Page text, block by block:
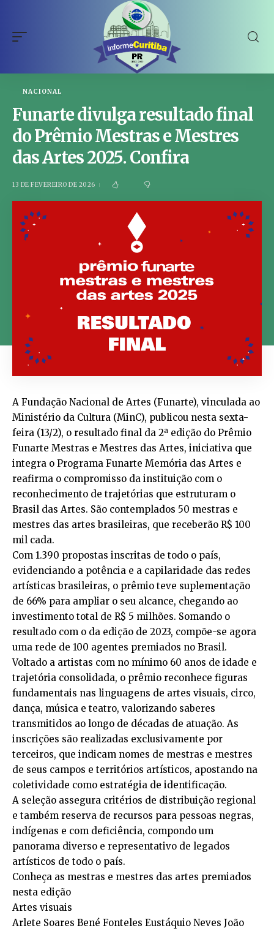
NACIONAL
Funarte divulga resultado final
do Prêmio Mestras e Mestres
das Artes 2025. Confira
13 DE FEVEREIRO DE 2026
A Fundação Nacional de Artes (Funarte), vinculada ao
Ministério da Cultura (MinC), publicou nesta sexta-
feira (13/2), o resultado final da 2ª edição do Prêmio
Funarte Mestras e Mestres das Artes, iniciativa que
integra o Programa Funarte Memória das Artes e
reafirma o compromisso da instituição com o
reconhecimento de trajetórias que estruturam o
Brasil das Artes. São contemplados 50 mestras e
mestres das artes brasileiras, que receberão R$ 100
mil cada.
Com 1.390 propostas inscritas de todo o país,
evidenciando a potência e a capilaridade das redes
artísticas brasileiras, o prêmio teve suplementação
de 66% para ampliar o seu alcance, chegando ao
investimento total de R$ 5 milhões. Somando o
resultado com o da edição de 2023, compõe-se agora
uma rede de 100 agentes premiados no Brasil.
Voltado a artistas com no mínimo 60 anos de idade e
trajetória consolidada, o prêmio reconhece figuras
fundamentais nas linguagens de artes visuais, circo,
dança, música e teatro, valorizando saberes
transmitidos ao longo de décadas de atuação. As
inscrições são realizadas exclusivamente por
terceiros, que indicam nomes de mestras e mestres
de seus campos e territórios artísticos, apostando na
coletividade como estratégia de identificação.
A seleção assegura critérios de distribuição regional
e também reserva de recursos para pessoas negras,
indígenas e com deficiência, compondo um
panorama diverso e representativo de legados
artísticos de todo o país.
Conheça as mestras e mestres das artes premiados
nesta edição
Artes visuais
Arlete Soares Bené Fonteles Eustáquio Neves João